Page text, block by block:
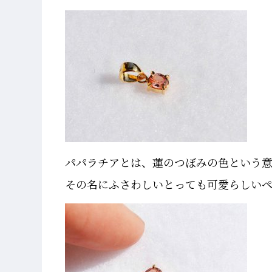
パパラチアとは、蓮のつぼみの色という意
その名にふさわしいとっても可愛らしい